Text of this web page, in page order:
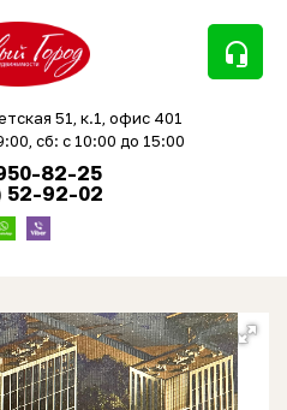
headset_mic
51, к.1, офис 401
сб: с 10:00 до 15:00
82-25
52-92-02